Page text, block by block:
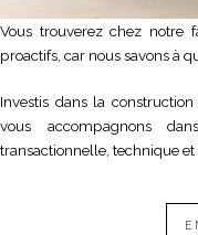
Vous trouverez chez notre
proactifs, car nous savons à
Investis dans la
vous accompagnons
transactionnelle, technique